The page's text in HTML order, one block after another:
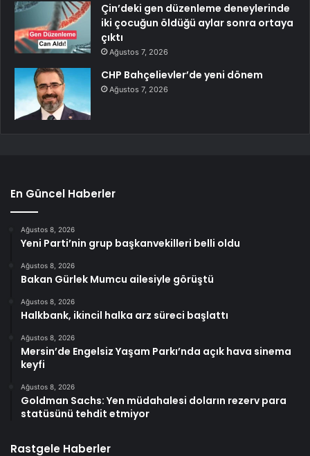
Çin’deki gen düzenleme deneylerinde
iki çocuğun öldüğü aylar sonra ortaya
çıktı
Ağustos 7, 2026
CHP Bahçelievler’de yeni dönem
Ağustos 7, 2026
En Güncel Haberler
Ağustos 8, 2026
Yeni Parti’nin grup başkanvekilleri belli oldu
Ağustos 8, 2026
Bakan Gürlek Mumcu ailesiyle görüştü
Ağustos 8, 2026
Halkbank, ikincil halka arz süreci başlattı
Ağustos 8, 2026
Mersin’de Engelsiz Yaşam Parkı’nda açık hava sinema
keyfi
Ağustos 8, 2026
Goldman Sachs: Yen müdahalesi doların rezerv para
statüsünü tehdit etmiyor
Rastgele Haberler